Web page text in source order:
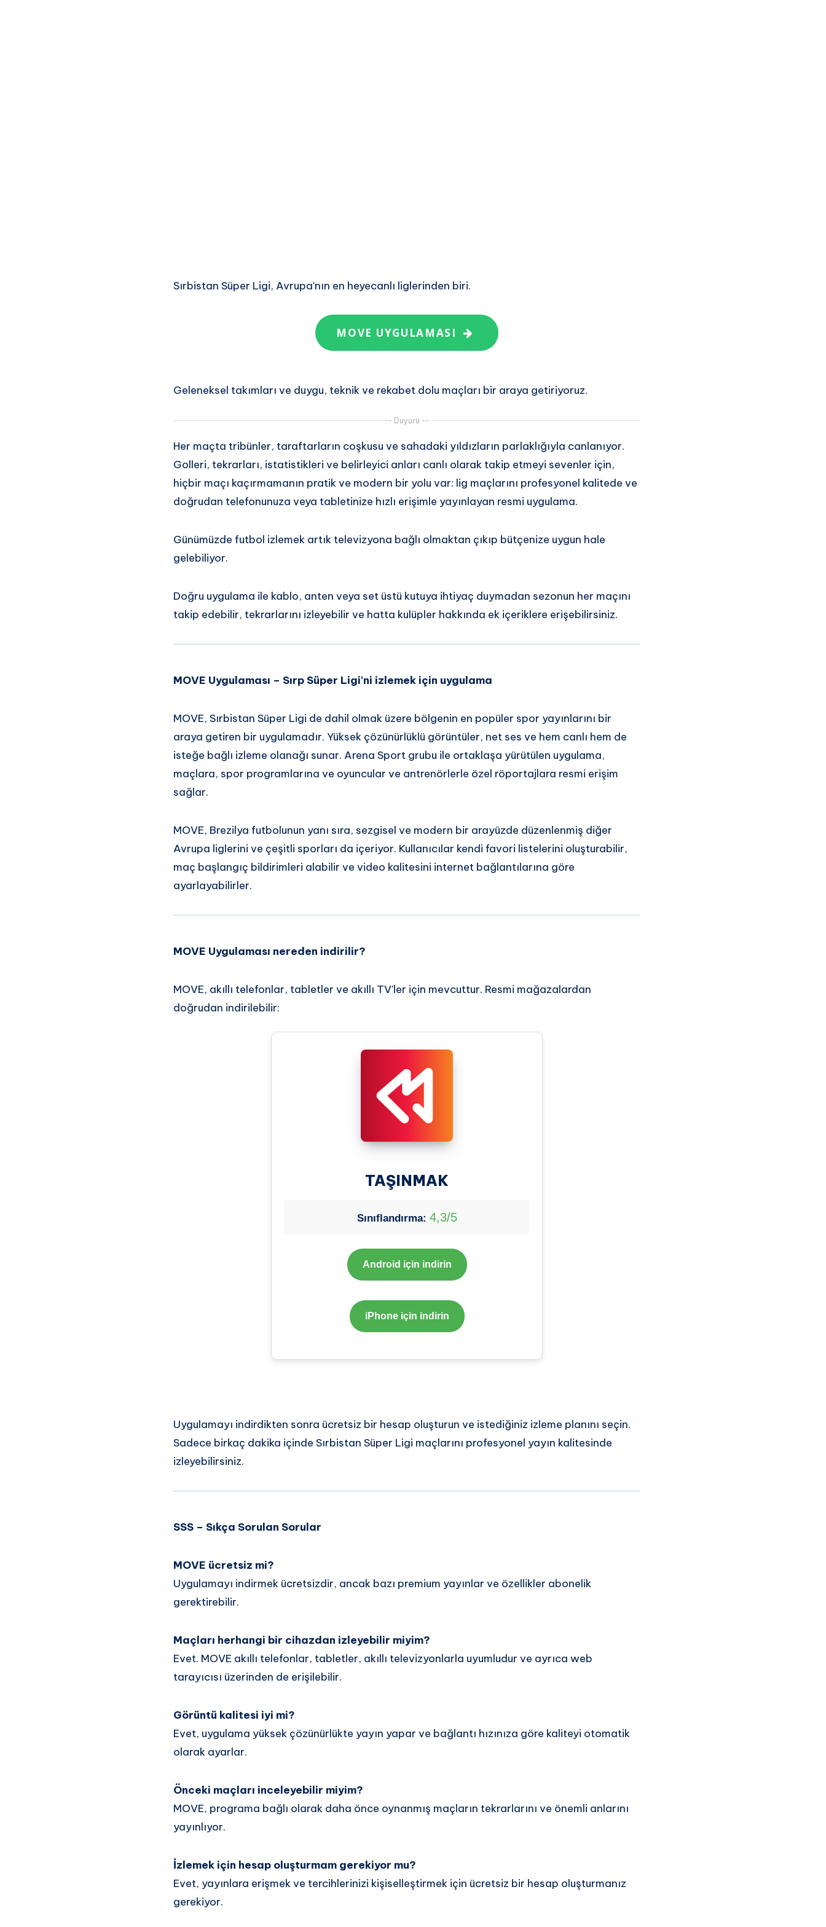
Sırbistan Süper Ligi, Avrupa'nın en heyecanlı liglerinden biri.
MOVE UYGULAMASI
Geleneksel takımları ve duygu, teknik ve rekabet dolu maçları bir araya getiriyoruz.
-- Duyuru --
Her maçta tribünler, taraftarların coşkusu ve sahadaki yıldızların parlaklığıyla canlanıyor.
Golleri, tekrarları, istatistikleri ve belirleyici anları canlı olarak takip etmeyi sevenler için,
hiçbir maçı kaçırmamanın pratik ve modern bir yolu var: lig maçlarını profesyonel kalitede ve
doğrudan telefonunuza veya tabletinize hızlı erişimle yayınlayan resmi uygulama.
Günümüzde futbol izlemek artık televizyona bağlı olmaktan çıkıp bütçenize uygun hale
gelebiliyor.
Doğru uygulama ile kablo, anten veya set üstü kutuya ihtiyaç duymadan sezonun her maçını
takip edebilir, tekrarlarını izleyebilir ve hatta kulüpler hakkında ek içeriklere erişebilirsiniz.
MOVE Uygulaması – Sırp Süper Ligi'ni izlemek için uygulama
MOVE, Sırbistan Süper Ligi de dahil olmak üzere bölgenin en popüler spor yayınlarını bir
araya getiren bir uygulamadır. Yüksek çözünürlüklü görüntüler, net ses ve hem canlı hem de
isteğe bağlı izleme olanağı sunar. Arena Sport grubu ile ortaklaşa yürütülen uygulama,
maçlara, spor programlarına ve oyuncular ve antrenörlerle özel röportajlara resmi erişim
sağlar.
MOVE, Brezilya futbolunun yanı sıra, sezgisel ve modern bir arayüzde düzenlenmiş diğer
Avrupa liglerini ve çeşitli sporları da içeriyor. Kullanıcılar kendi favori listelerini oluşturabilir,
maç başlangıç bildirimleri alabilir ve video kalitesini internet bağlantılarına göre
ayarlayabilirler.
MOVE Uygulaması nereden indirilir?
MOVE, akıllı telefonlar, tabletler ve akıllı TV'ler için mevcuttur. Resmi mağazalardan
doğrudan indirilebilir:
TAŞINMAK
Sınıflandırma: 4,3/5
Android için indirin
iPhone için indirin
Uygulamayı indirdikten sonra ücretsiz bir hesap oluşturun ve istediğiniz izleme planını seçin.
Sadece birkaç dakika içinde Sırbistan Süper Ligi maçlarını profesyonel yayın kalitesinde
izleyebilirsiniz.
SSS – Sıkça Sorulan Sorular
MOVE ücretsiz mi?
Uygulamayı indirmek ücretsizdir, ancak bazı premium yayınlar ve özellikler abonelik
gerektirebilir.
Maçları herhangi bir cihazdan izleyebilir miyim?
Evet. MOVE akıllı telefonlar, tabletler, akıllı televizyonlarla uyumludur ve ayrıca web
tarayıcısı üzerinden de erişilebilir.
Görüntü kalitesi iyi mi?
Evet, uygulama yüksek çözünürlükte yayın yapar ve bağlantı hızınıza göre kaliteyi otomatik
olarak ayarlar.
Önceki maçları inceleyebilir miyim?
MOVE, programa bağlı olarak daha önce oynanmış maçların tekrarlarını ve önemli anlarını
yayınlıyor.
İzlemek için hesap oluşturmam gerekiyor mu?
Evet, yayınlara erişmek ve tercihlerinizi kişiselleştirmek için ücretsiz bir hesap oluşturmanız
gerekiyor.